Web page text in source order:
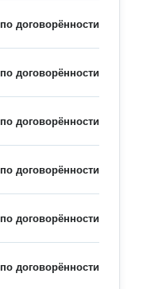
по договорённости
по договорённости
по договорённости
по договорённости
по договорённости
по договорённости